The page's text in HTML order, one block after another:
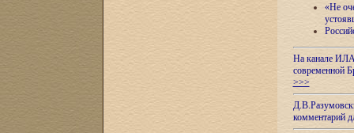
«Не
На канале ИЛА
современной
>>>
комментарий